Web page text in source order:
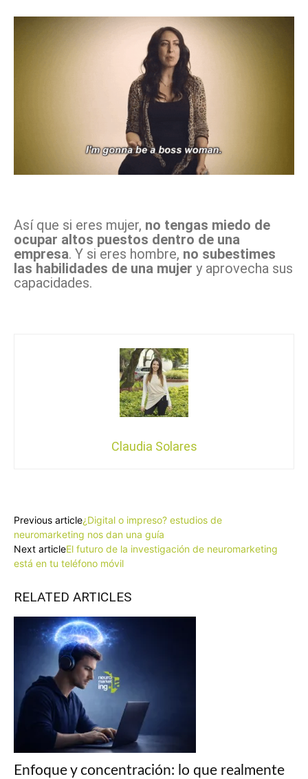
Así que si eres mujer, no tengas miedo de
ocupar altos puestos dentro de una
empresa. Y si eres hombre, no subestimes
las habilidades de una mujer y aprovecha sus
capacidades.
Claudia Solares
Previous article¿Digital o impreso? estudios de
neuromarketing nos dan una guía
Next articleEl futuro de la investigación de neuromarketing
está en tu teléfono móvil
RELATED ARTICLES
Enfoque y concentración: lo que realmente